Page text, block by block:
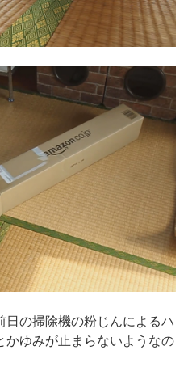
日の掃除機の粉じんによるハ
かゆみが止まらないようなの